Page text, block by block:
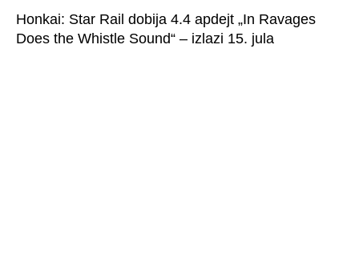
Honkai: Star Rail dobija 4.4 apdejt „In Ravages
Does the Whistle Sound“ – izlazi 15. jula